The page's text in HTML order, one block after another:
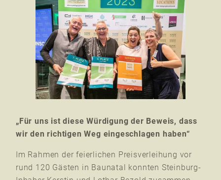
„Für uns ist diese Würdigung der Beweis, dass
wir den richtigen Weg eingeschlagen haben“
Im Rahmen der feierlichen Preisverleihung vor
rund 120 Gästen in Baunatal konnten Steinburg-